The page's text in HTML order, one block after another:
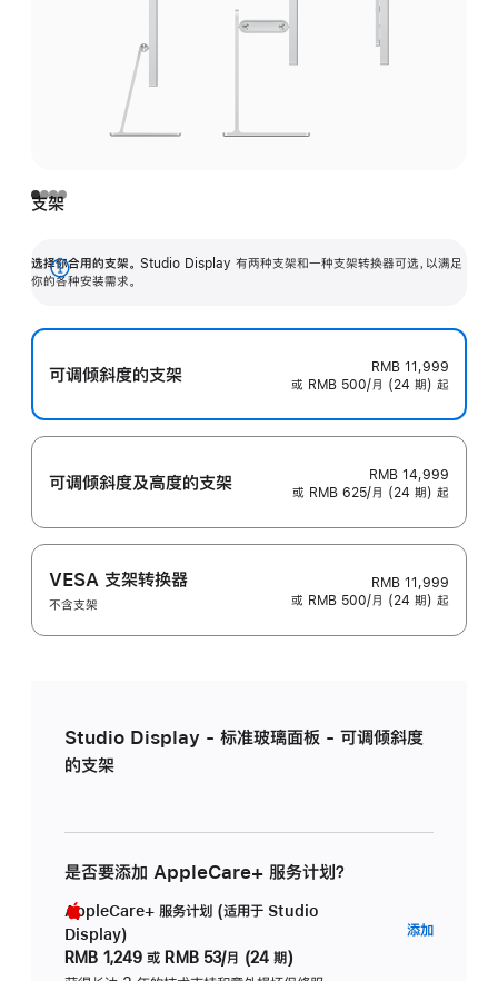
支架
选择你合用的支架。 Studio Display 有两种支架和一种支架转换器可选，以满足
你的各种安装需求。
展
可调倾斜度的支架
RMB 11,999
或 RMB 500/月 (24 期) 起
可调倾斜度及高‍度的支‍架
RMB 14,999
或 RMB 625/月 (24 期) 起
VESA 支架转换器
不含支架
RMB 11,999
或 RMB 500/月 (24 期) 起
Studio Display - 标准玻璃面板 - 可调倾斜度
的支架
是否要添加 AppleCare+ 服务计划？
AppleCare+ 服务计划 (适用于 Studio
Display)
RMB 1,249 或 RMB 53/月 (24 期)
添加